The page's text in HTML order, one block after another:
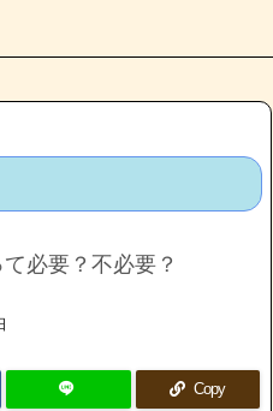
必要？不必要？
Copy